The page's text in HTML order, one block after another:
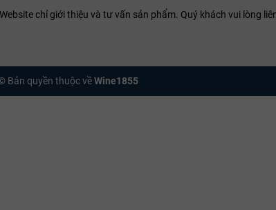
chỉ giới thiệu và tư vấn sản phẩm. Quý khách vui lòng
Bản quyền thuộc vềWine1855